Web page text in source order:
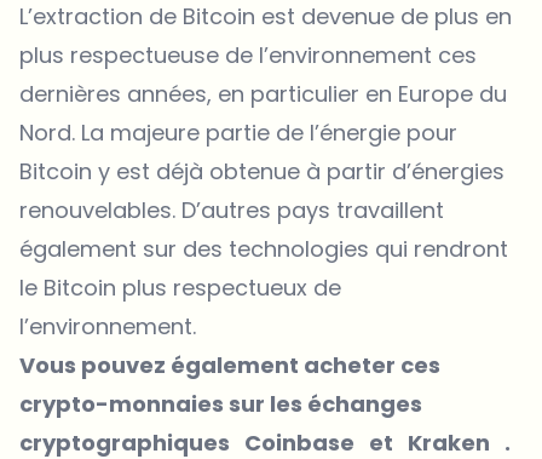
L’extraction de Bitcoin est devenue de plus en
plus respectueuse de l’environnement ces
dernières années, en particulier en Europe du
Nord. La majeure partie de l’énergie pour
Bitcoin y est déjà obtenue à partir d’énergies
renouvelables. D’autres pays travaillent
également sur des technologies qui rendront
le Bitcoin plus respectueux de
l’environnement.
Vous pouvez également acheter ces
crypto-monnaies sur les échanges
cryptographiques Coinbase et Kraken .